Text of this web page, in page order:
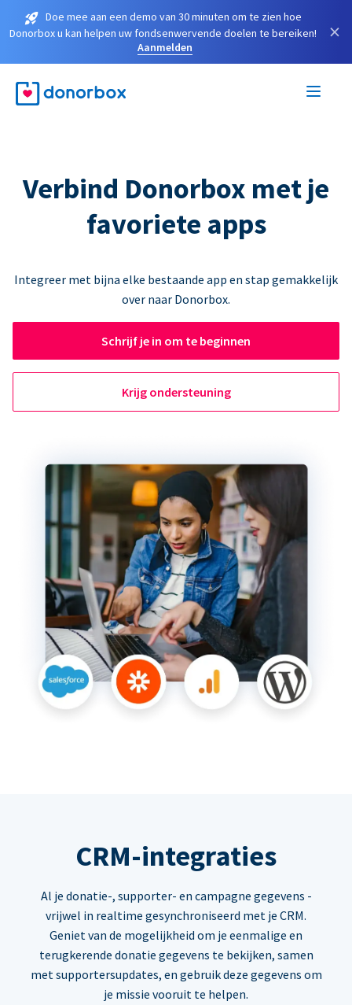
Doe mee aan een demo van 30 minuten om te zien hoe
Donorbox u kan helpen uw fondsenwervende doelen te bereiken!
Aanmelden
×
Verbind Donorbox met je
favoriete apps
Integreer met bijna elke bestaande app en stap gemakkelijk
over naar Donorbox.
Schrijf je in om te beginnen
Krijg ondersteuning
CRM-integraties
Al je donatie-, supporter- en campagne gegevens -
vrijwel in realtime gesynchroniseerd met je CRM.
Geniet van de mogelijkheid om je eenmalige en
terugkerende donatie gegevens te bekijken, samen
met supportersupdates, en gebruik deze gegevens om
je missie vooruit te helpen.